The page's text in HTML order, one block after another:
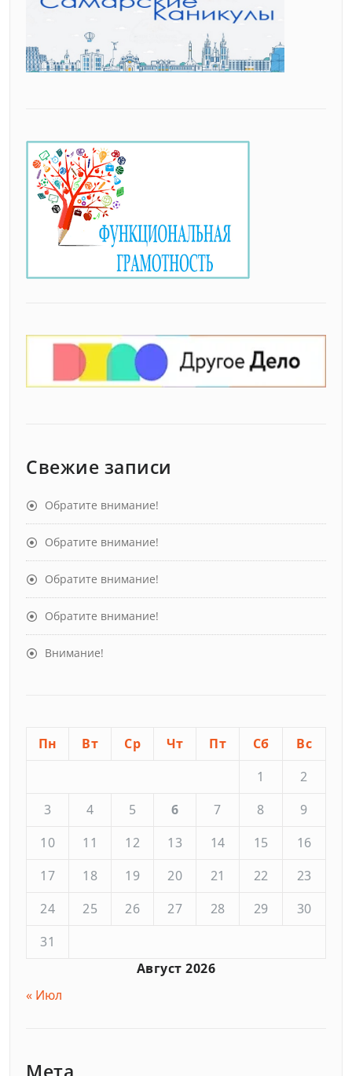
Свежие записи
Обратите внимание!
Обратите внимание!
Обратите внимание!
Обратите внимание!
Внимание!
Август 2026
Пн Вт Ср Чт Пт Сб
Вс
1
2
3
4 5 6 7 8
9
10
11 12 13 14 15
16
17
18 19 20 21 22
23
24
25 26 27 28 29
30
31
« Июл